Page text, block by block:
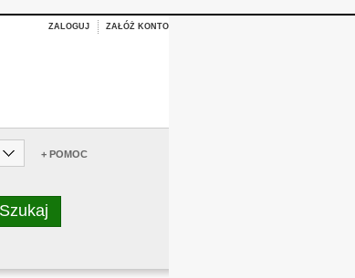
ZALOGUJ ZAŁÓŻ KONTO
+ POMOC